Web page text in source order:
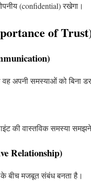
(confidential) रखेगा।
of
वह अपनी समस्याओं को बिना
की वास्तविक समस्या
Relationship)
के बीच मजबूत संबंध बनता है।